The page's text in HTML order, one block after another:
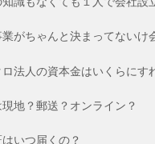
業がちゃんと決まってないけ
ロ法人の資本金はいくらにす
地？郵送？オンライン？
いつ届くの？